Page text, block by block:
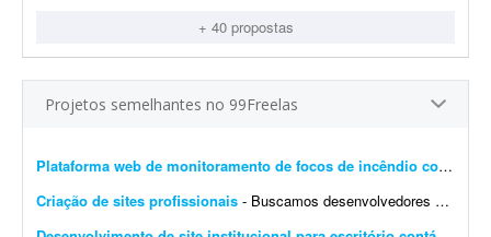
+ 40 propostas
Projetos semelhantes no 99Freelas
Plataforma web de monitoramento de focos de incêndio com mapa interativo
Criação de sites profissionais - Buscamos desenvolvedores e web designers para parceria recorrente na criação de websites profissionais. Os projetos serão principalmente para pequenas e médias empresas...